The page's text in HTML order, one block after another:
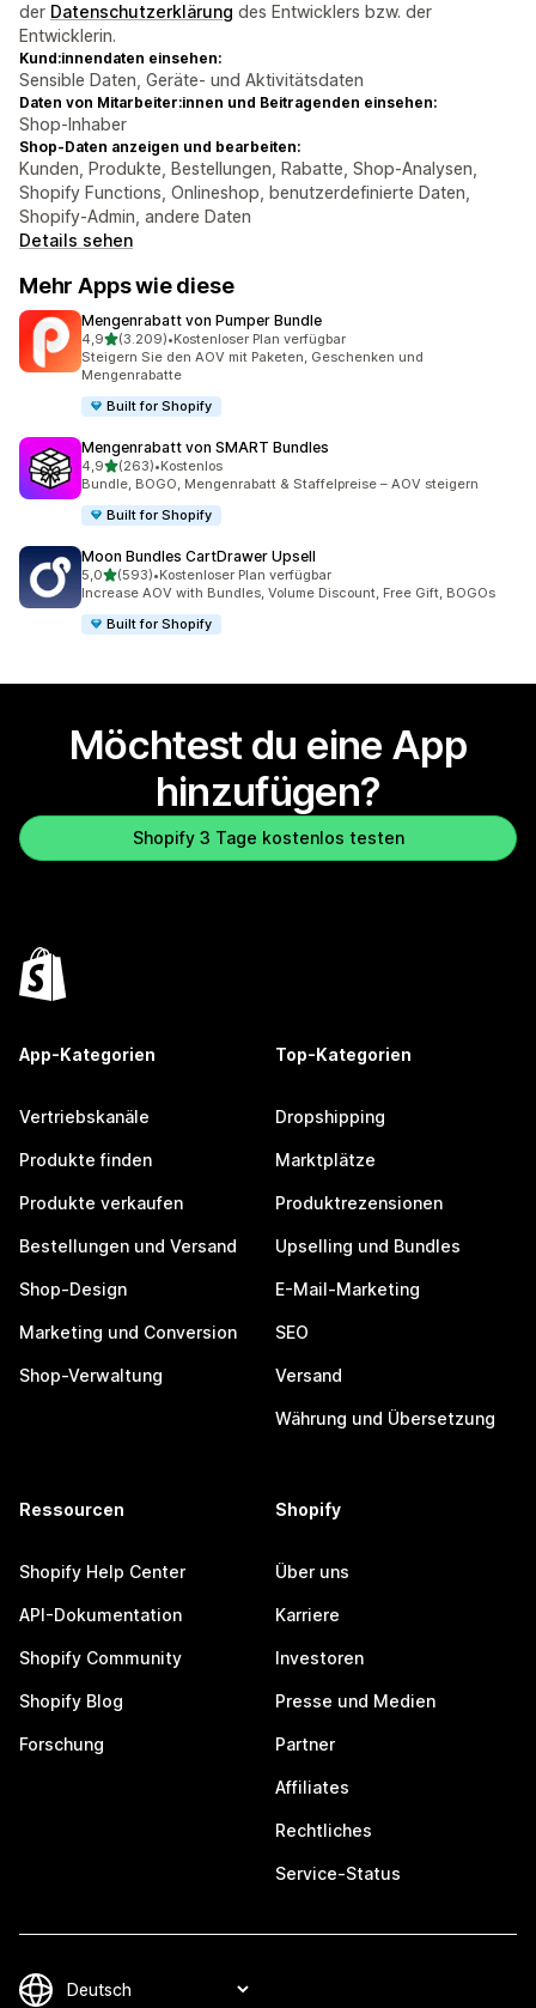
der Datenschutzerklärung des Entwicklers bzw. der
Entwicklerin.
Kund:innendaten einsehen:
Sensible Daten, Geräte- und Aktivitätsdaten
Daten von Mitarbeiter:innen und Beitragenden einsehen:
Shop-Inhaber
Shop-Daten anzeigen und bearbeiten:
Kunden, Produkte, Bestellungen, Rabatte, Shop-Analysen,
Shopify Functions, Onlineshop, benutzerdefinierte Daten,
Shopify-Admin, andere Daten
Details sehen
Mehr Apps wie diese
Mengenrabatt von Pumper Bundle
4,9von 5 Sternen
(3.209)
3209 Rezensionen insgesamt
•Kostenloser Plan verfügbar
Steigern Sie den AOV mit Paketen, Geschenken und
Mengenrabatte
Built for Shopify
Mengenrabatt von SMART Bundles
4,9von 5 Sternen
(263)
263 Rezensionen insgesamt
•Kostenlos
Bundle, BOGO, Mengenrabatt & Staffelpreise – AOV steigern
Built for Shopify
Moon Bundles CartDrawer Upsell
5,0von 5 Sternen
(593)
593 Rezensionen insgesamt
•Kostenloser Plan verfügbar
Increase AOV with Bundles, Volume Discount, Free Gift, BOGOs
Built for Shopify
Möchtest du eine App
hinzufügen?
Shopify 3 Tage kostenlos testen
App-Kategorien
Vertriebskanäle
Produkte finden
Produkte verkaufen
Bestellungen und Versand
Shop-Design
Marketing und Conversion
Shop-Verwaltung
Top-Kategorien
Dropshipping
Marktplätze
Produktrezensionen
Upselling und Bundles
E-Mail-Marketing
SEO
Versand
Währung und Übersetzung
Ressourcen
Shopify Help Center
API-Dokumentation
Shopify Community
Shopify Blog
Forschung
Shopify
Über uns
Karriere
Investoren
Presse und Medien
Partner
Affiliates
Rechtliches
Service-Status